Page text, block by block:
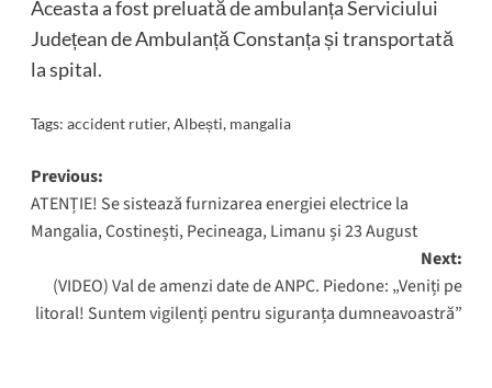
Aceasta a fost preluată de ambulanța Serviciului
Județean de Ambulanță Constanța și transportată
la spital.
Tags: accident rutier,Albești, mangalia
Post
navigation
Previous:
ATENȚIE! Se sistează furnizarea energiei electrice la
Mangalia, Costinești, Pecineaga, Limanu și 23 August
Next:
(VIDEO) Val de amenzi date de ANPC. Piedone: „Veniți pe
litoral! Suntem vigilenți pentru siguranța dumneavoastră”